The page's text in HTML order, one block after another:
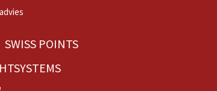
SWISS POINTS